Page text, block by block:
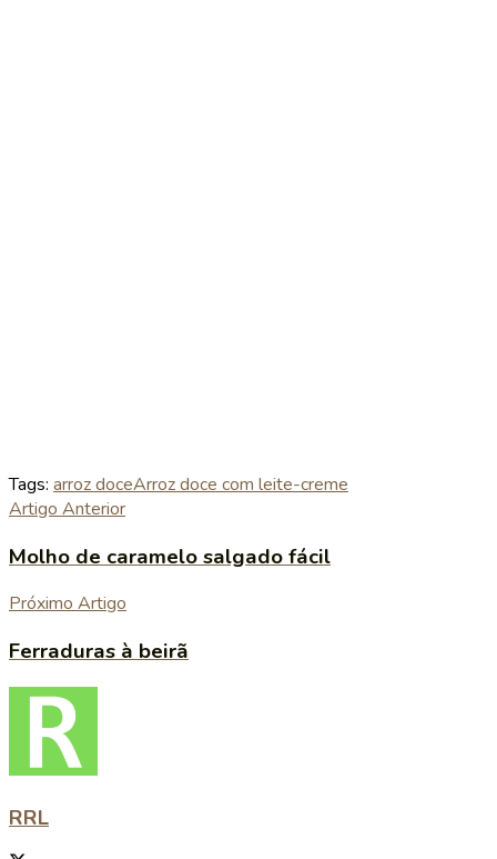
Tags: arroz doceArroz doce com leite-creme
Artigo Anterior
Molho de caramelo salgado fácil
Próximo Artigo
Ferraduras à beirã
RRL